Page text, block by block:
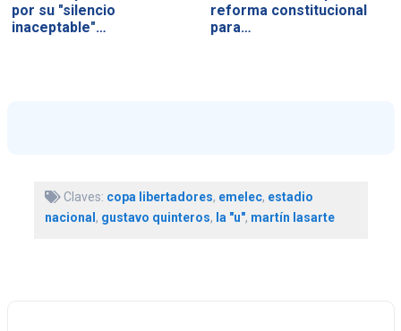
por su "silencio
inaceptable"…
reforma constitucional
para…
Claves: copa libertadores, emelec, estadio
nacional, gustavo quinteros, la "u", martín lasarte